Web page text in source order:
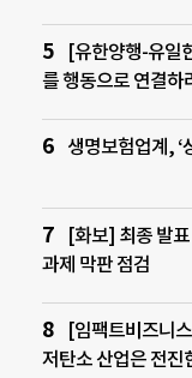
[유한양행-유일
를 행동으로 연결하
생명보험업계, ‘
[화보] 최종 발
과제 막판 점검
[임팩트비즈니
저탄소 산업은 전진